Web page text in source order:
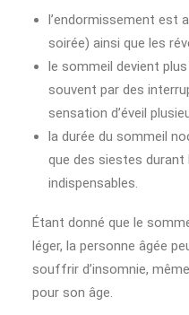
l’endormissement est
soirée) ainsi que les
le sommeil devient
souvent par des
sensation d’éveil
la durée du sommeil
que des siestes durant
indispensables.
Étant donné que le
léger, la personne âgée
souffrir d’insomnie,
pour son âge.